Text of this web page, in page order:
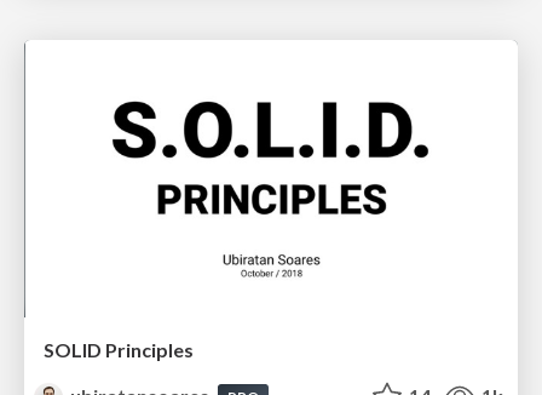
SOLID Principles